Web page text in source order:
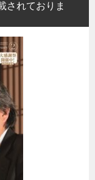
されておりま